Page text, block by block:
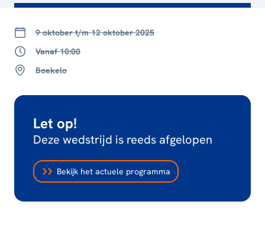
9 oktober t/m 12 oktober 2025
Vanaf 10:00
Boekelo
Let op!
Deze wedstrijd is reeds afgelopen
Bekijk het actuele programma